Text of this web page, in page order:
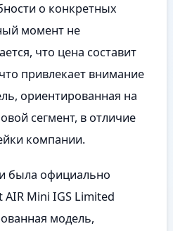
о конкретных
момент не
что цена составит
привлекает внимание
ориентированная на
сегмент, в отличие
компании.
была официально
AIR Mini IGS Limited
модель,